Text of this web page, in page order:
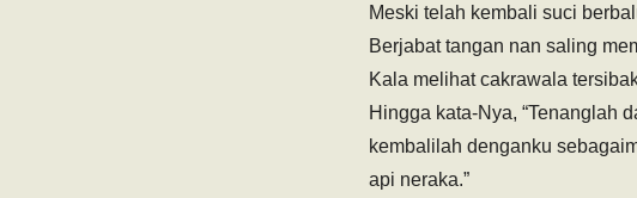
Meski telah kembali suci
Berjabat tangan nan saling
Kala melihat cakrawala
Hingga kata-Nya, “Tenanglah
kembalilah denganku
api neraka.”